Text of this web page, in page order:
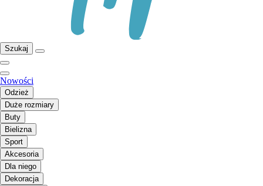
Szukaj
Nowości
Odzież
Duże rozmiary
Buty
Bielizna
Sport
Akcesoria
Dla niego
Dekoracja